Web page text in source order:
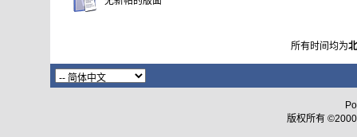
所有时间均为
版权所有